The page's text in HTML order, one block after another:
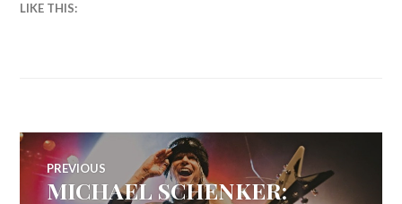
LIKE THIS:
Navegação
PREVIOUS
Previous
MICHAEL SCHENKER: